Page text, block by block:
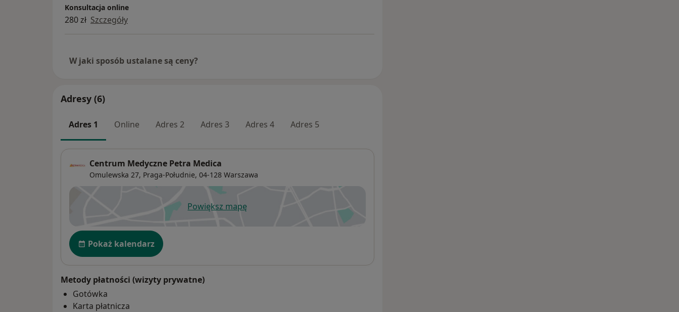
Konsultacja online
280 zł Szczegóły
W jaki sposób ustalane są ceny?
Adresy (6)
Adres 1 Online Adres 2 Adres 3 Adres 4 Adres 5
Centrum Medyczne Petra Medica
Omulewska 27, Praga-Południe, 04-128 Warszawa
Powiększ mapęotwiera się w nowej karcie
Dostępność
Pokaż kalendarz
Metody płatności (wizyty prywatne)
Gotówka
Karta płatnicza